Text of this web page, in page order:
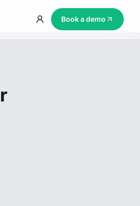
Book a demo